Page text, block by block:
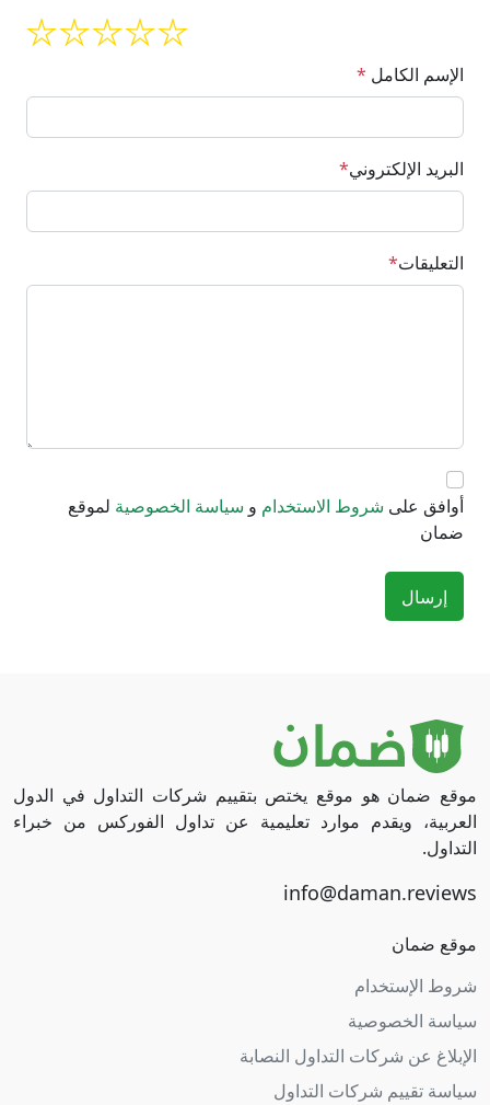
الإسم الكامل *
البريد الإلكتروني*
التعليقات*
أوافق على شروط الاستخدام و سياسة الخصوصية لموقع
ضمان
إرسال
موقع ضمان هو موقع يختص بتقييم شركات التداول في الدول
العربية، ويقدم موارد تعليمية عن تداول الفوركس من خبراء
التداول.
موقع ضمان
شروط الإستخدام
سياسة الخصوصية
الإبلاغ عن شركات التداول النصابة
سياسة تقييم شركات التداول